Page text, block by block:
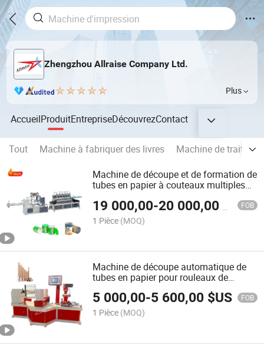
Zhengzhou Allraise Company Ltd.
Plus
AccueilProduitEntrepriseDécouvrezContact
Tout Machine à fabriquer des livres
Machine de
Machine de découpe et de formation de
tubes en papier à couteaux multiples
19 000,00-20 000,00 FOB
1 Pièce (MOQ)
Machine de découpe automatique de
tubes en papier pour rouleaux de
5 000,00-5 600,00 $US FOB
1 Pièce (MOQ)